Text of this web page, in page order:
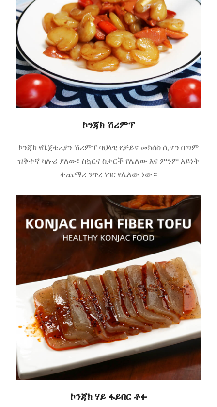
ኮንጃክ ሽሪምፕ
ኮንጃክ የቬጀቴሪያን ሽሪምፕ ባህላዊ የቻይና መክሰስ ሲሆን በጣም
ዝቅተኛ ካሎሪ ያለው፣ ስኳርና ስታርች የሌለው እና ምንም አይነት
ተጨማሪ ንጥረ ነገር የሌለው ነው።
ኮንጃክ ሃይ ፋይበር ቶፉ